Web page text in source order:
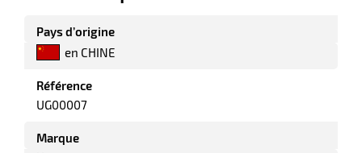
Pays d’origine
en CHINE
Référence
UG00007
Marque